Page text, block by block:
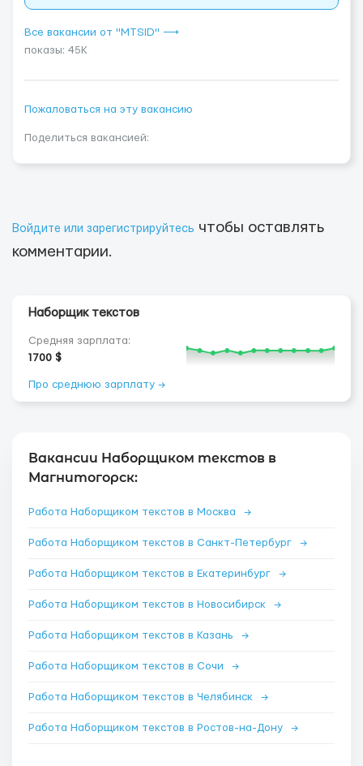
Все вакансии от "MTSID" ⟶
показы: 45K
Пожаловаться на эту вакансию
Поделиться вакансией:
Войдите или зарегистрируйтесь чтобы оставлять
комментарии.
Наборщик текстов
Средняя зарплата:
1700 $
Про среднюю зарплату →
Вакансии Наборщиком текстов в
Магнитогорск:
Работа Наборщиком текстов в Москва →
Работа Наборщиком текстов в Санкт-Петербург →
Работа Наборщиком текстов в Екатеринбург →
Работа Наборщиком текстов в Новосибирск →
Работа Наборщиком текстов в Казань →
Работа Наборщиком текстов в Сочи →
Работа Наборщиком текстов в Челябинск →
Работа Наборщиком текстов в Ростов-на-Дону →